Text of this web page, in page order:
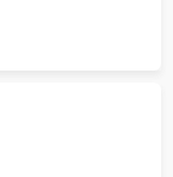
засоров.